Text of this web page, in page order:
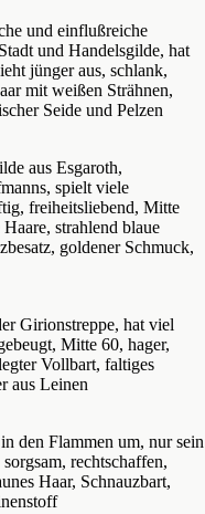
und einflußreiche
und Handelsgilde, hat
jünger aus, schlank,
mit weißen Strähnen,
Seide und Pelzen
aus Esgaroth,
spielt viele
freiheitsliebend, Mitte
strahlend blaue
goldener Schmuck,
Girionstreppe, hat viel
Mitte 60, hager,
Vollbart, faltiges
aus Leinen
den Flammen um, nur sein
rechtschaffen,
Haar, Schnauzbart,